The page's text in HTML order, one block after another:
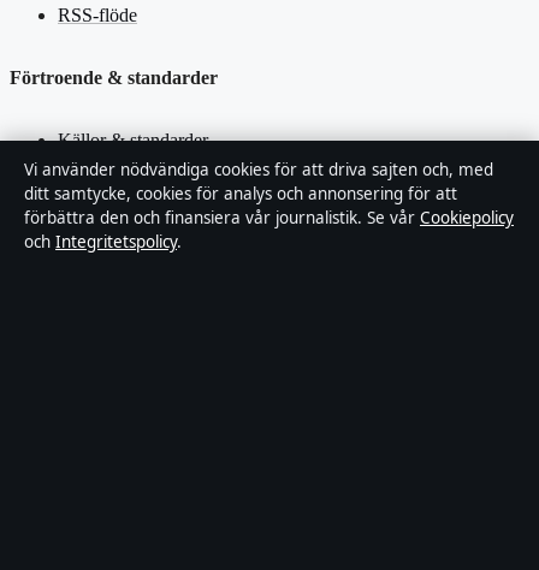
RSS-flöde
Förtroende & standarder
Källor & standarder
Redaktionell policy
Rättelsepolicy
Vi använder nödvändiga cookies för att driva sajten och, med
ditt samtycke, cookies för analys och annonsering för att
förbättra den och finansiera vår journalistik. Se vår Cookiepolicy
och Integritetspolicy.